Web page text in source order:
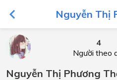
Nguyễn Thị
4
Người theo
Nguyễn Thị Phương